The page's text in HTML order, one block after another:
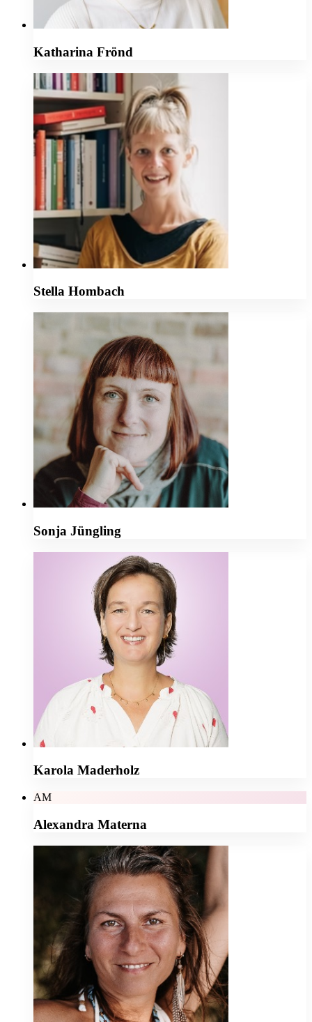
Katharina Frönd
Stella Hombach
Sonja Jüngling
Karola Maderholz
AM
Alexandra Materna